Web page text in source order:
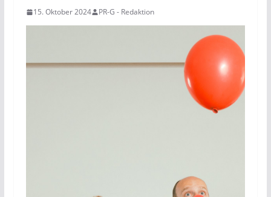
15. Oktober 2024 PR-G - Redaktion